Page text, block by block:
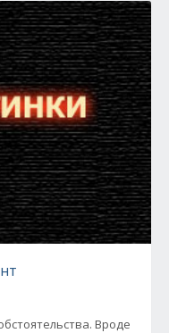
Вроде